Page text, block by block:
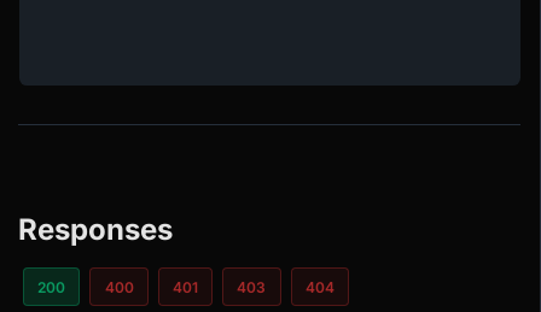
Responses
200 400 401 403 404